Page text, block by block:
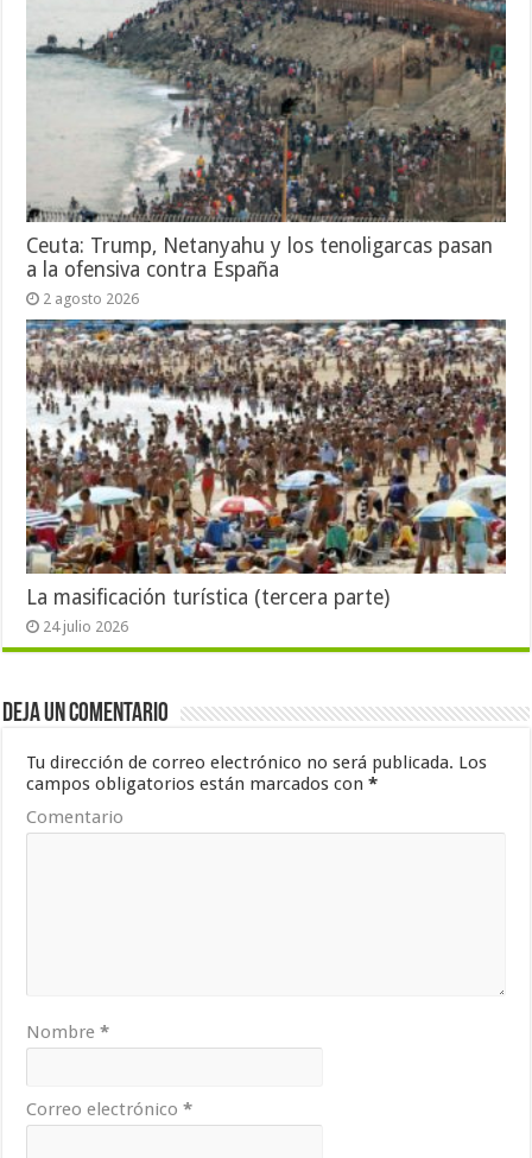
Ceuta: Trump, Netanyahu y los tenoligarcas pasan
a la ofensiva contra España
2 agosto 2026
La masificación turística (tercera parte)
24 julio 2026
Deja un comentario
Tu dirección de correo electrónico no será publicada. Los
campos obligatorios están marcados con*
Comentario
Nombre*
Correo electrónico*